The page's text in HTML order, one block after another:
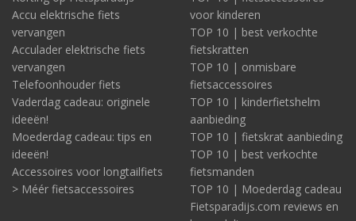
Accu elektrische fiets
vervangen
Acculader elektrische fiets
vervangen
Telefoonhouder fiets
Vaderdag cadeau: originele
ideeën!
Moederdag cadeau: tips en
ideeën!
Accessoires voor longtailfiets
> Méér fietsaccessoires
voor kinderen
TOP 10 | best verkochte
fietskratten
TOP 10 | onmisbare
fietsaccessoires
TOP 10 | kinderfietshelm
aanbieding
TOP 10 | fietskrat aanbieding
TOP 10 | best verkochte
fietsmanden
TOP 10 | Moederdag cadeau
Fietsparadijs.com reviews en